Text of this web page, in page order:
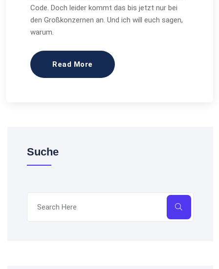
Code. Doch leider kommt das bis jetzt nur bei
den Großkonzernen an. Und ich will euch sagen,
warum.
Read More
Suche